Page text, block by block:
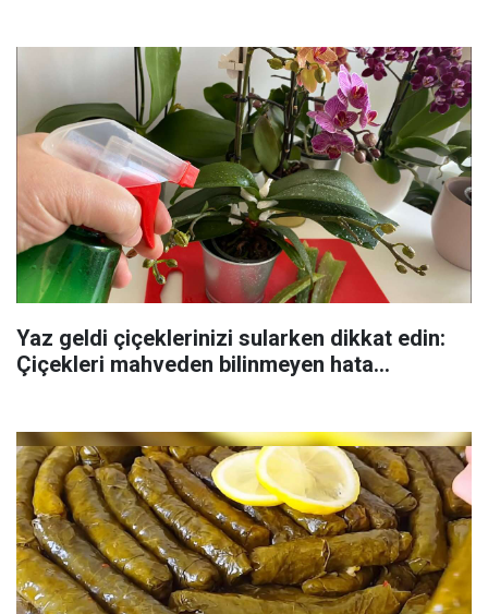
Yaz geldi çiçeklerinizi sularken dikkat edin:
Çiçekleri mahveden bilinmeyen hata...